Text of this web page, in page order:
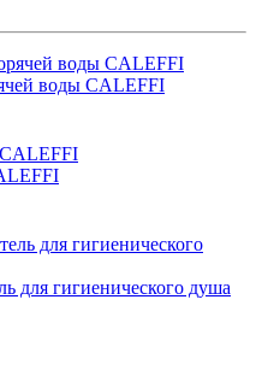
воды CALEFFI
для гигиенического душа